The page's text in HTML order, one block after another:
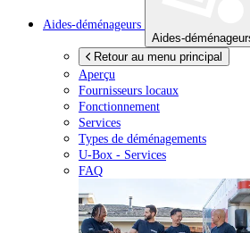
Aides-déménageurs
Aides-
Retour au menu principal
Aperçu
Fournisseurs locaux
Fonctionnement
Services
Types de déménagements
U-Box - Services
FAQ